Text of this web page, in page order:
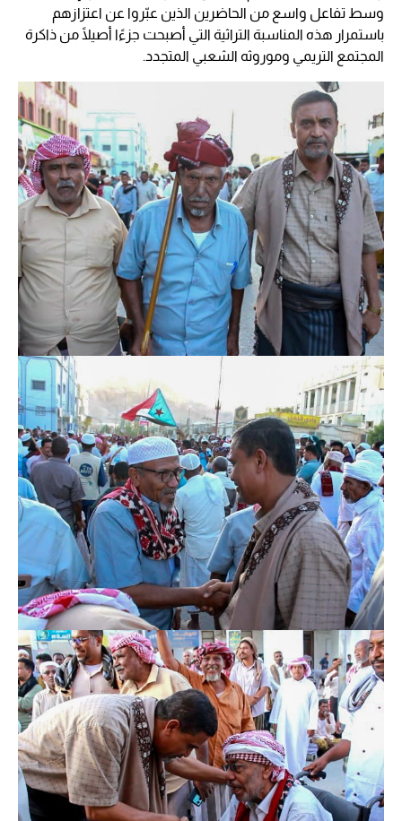
وسط تفاعل واسع من الحاضرين الذين عبّروا عن اعتزازهم
باستمرار هذه المناسبة التراثية التي أصبحت جزءًا أصيلًا من ذاكرة
المجتمع التريمي وموروثه الشعبي المتجدد.